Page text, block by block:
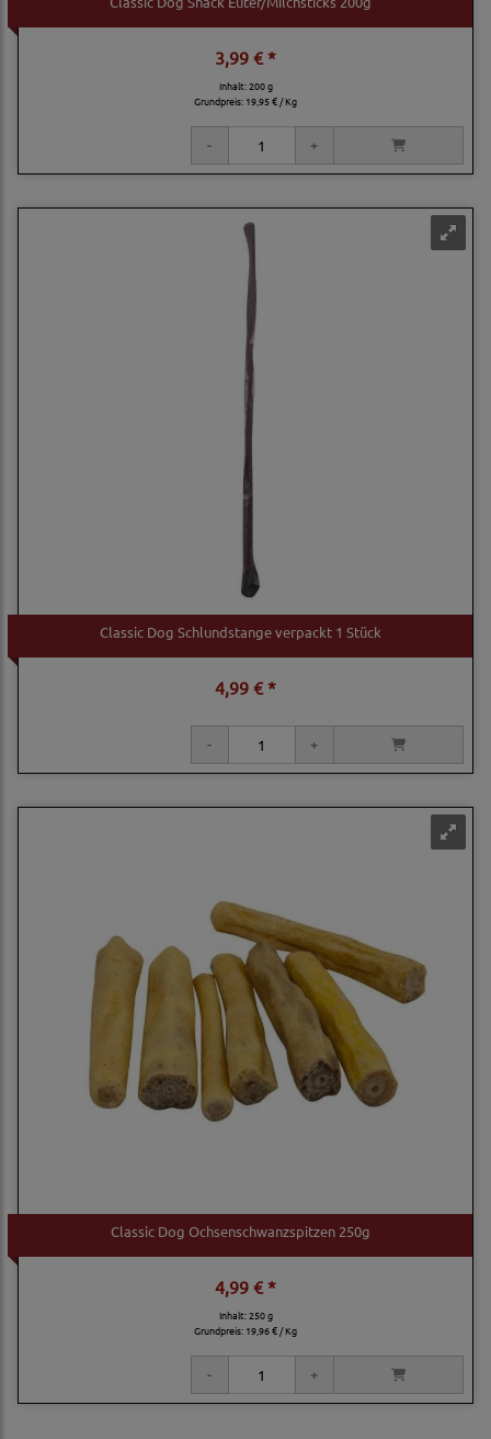
3,99 € *
Inhalt: 200 g
Grundpreis: 19,95 € / Kg
Classic Dog Schlundstange verpackt 1 Stück
4,99 € *
Classic Dog Ochsenschwanzspitzen 250g
4,99 € *
Inhalt: 250 g
Grundpreis: 19,96 € / Kg